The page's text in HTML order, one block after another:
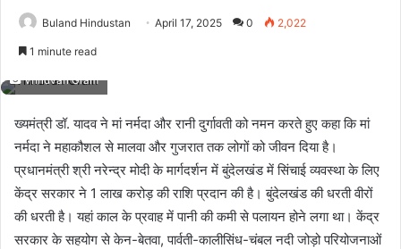
Buland Hindustan April 17, 2025 0 2,022
1 minute read
Vrindvan Gram
ख्यमंत्री डॉ. यादव ने मां नर्मदा और रानी दुर्गावती को नमन करते हुए कहा कि मां
नर्मदा ने महाकौशल से मालवा और गुजरात तक लोगों को जीवन दिया है।
प्रधानमंत्री श्री नरेन्द्र मोदी के मार्गदर्शन में बुंदेलखंड में सिंचाई व्यवस्था के लिए
केंद्र सरकार ने 1 लाख करोड़ की राशि प्रदान की है। बुंदेलखंड की धरती वीरों
की धरती है। यहां काल के प्रवाह में पानी की कमी से पलायन होने लगा था। केंद्र
सरकार के सहयोग से केन-बेतवा, पार्वती-कालीसिंध-चंबल नदी जोड़ो परियोजनाओं